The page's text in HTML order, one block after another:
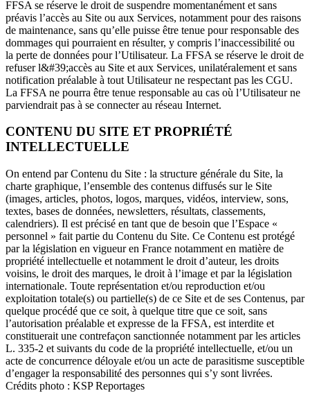
FFSA se réserve le droit de suspendre momentanément et sans
préavis l’accès au Site ou aux Services, notamment pour des raisons
de maintenance, sans qu’elle puisse être tenue pour responsable des
dommages qui pourraient en résulter, y compris l’inaccessibilité ou
la perte de données pour l’Utilisateur. La FFSA se réserve le droit de
refuser l&#39;accès au Site et aux Services, unilatéralement et sans
notification préalable à tout Utilisateur ne respectant pas les CGU.
La FFSA ne pourra être tenue responsable au cas où l’Utilisateur ne
parviendrait pas à se connecter au réseau Internet.
CONTENU DU SITE ET PROPRIÉTÉ
INTELLECTUELLE
On entend par Contenu du Site : la structure générale du Site, la
charte graphique, l’ensemble des contenus diffusés sur le Site
(images, articles, photos, logos, marques, vidéos, interview, sons,
textes, bases de données, newsletters, résultats, classements,
calendriers). Il est précisé en tant que de besoin que l’Espace «
personnel » fait partie du Contenu du Site. Ce Contenu est protégé
par la législation en vigueur en France notamment en matière de
propriété intellectuelle et notamment le droit d’auteur, les droits
voisins, le droit des marques, le droit à l’image et par la législation
internationale. Toute représentation et/ou reproduction et/ou
exploitation totale(s) ou partielle(s) de ce Site et de ses Contenus, par
quelque procédé que ce soit, à quelque titre que ce soit, sans
l’autorisation préalable et expresse de la FFSA, est interdite et
constituerait une contrefaçon sanctionnée notamment par les articles
L. 335-2 et suivants du code de la propriété intellectuelle, et/ou un
acte de concurrence déloyale et/ou un acte de parasitisme susceptible
d’engager la responsabilité des personnes qui s’y sont livrées.
Crédits photo : KSP Reportages